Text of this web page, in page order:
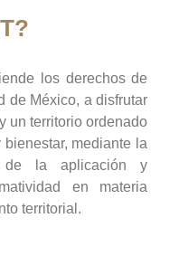
los derechos de
de México, a disfrutar
un territorio ordenado
mediante la
de la aplicación y
en materia
territorial.